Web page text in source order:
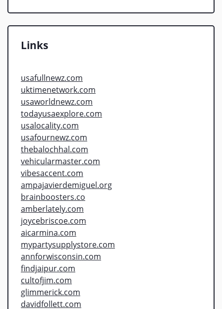
Links
usafullnewz.com
uktimenetwork.com
usaworldnewz.com
todayusaexplore.com
usalocality.com
usafournewz.com
thebalochhal.com
vehicularmaster.com
vibesaccent.com
ampajavierdemiguel.org
brainboosters.co
amberlately.com
joycebriscoe.com
aicarmina.com
mypartysupplystore.com
annforwisconsin.com
findjaipur.com
cultofjim.com
glimmerick.com
davidfollett.com